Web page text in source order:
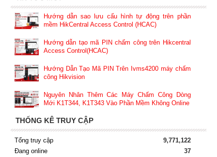
Hướng dẫn sao lưu cấu hình tự động trên phần
mềm HikCentral Access Control (HCAC)
Hướng dẫn tạo mã PIN chấm công trên Hikcentral
Access Control(HCAC)
Hướng Dẫn Tạo Mã PIN Trên Ivms4200 máy chấm
công Hikvision
Nguyên Nhân Thêm Các Máy Chấm Công Dòng
Mới K1T344, K1T343 Vào Phần Mềm Không Online
THỐNG KÊ TRUY CẬP
Tổng truy cập
9,771,122
Đang online
37